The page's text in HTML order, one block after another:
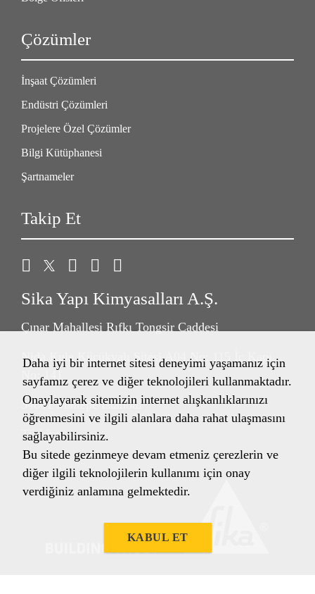
Çözümler
İnşaat Çözümleri
Endüstri Çözümleri
Projelere Özel Çözümler
Bilgi Kütüphanesi
Şartnameler
Takip Et
Sika Yapı Kimyasalları A.Ş.
Çınar Mahallesi Rıfkı Tongsir Caddesi
Nida Kule Küçükyalı Sitesi A04 No: 115 İç Kapı
No: 141
34841 Maltepe/İstanbul
Türkiye
Daha iyi bir internet sitesi deneyimi yaşamanız için
sayfamız çerez ve diğer teknolojileri kullanmaktadır.
Onaylayarak sitemizin internet alışkanlıklarınızı
öğrenmesini ve ilgili alanlara daha rahat ulaşmasını
sağlayabilirsiniz.
Bu sitede gezinmeye devam etmeniz çerezlerin ve
diğer ilgili teknolojilerin kullanımı için onay
verdiğiniz anlamına gelmektedir.
KABUL ET